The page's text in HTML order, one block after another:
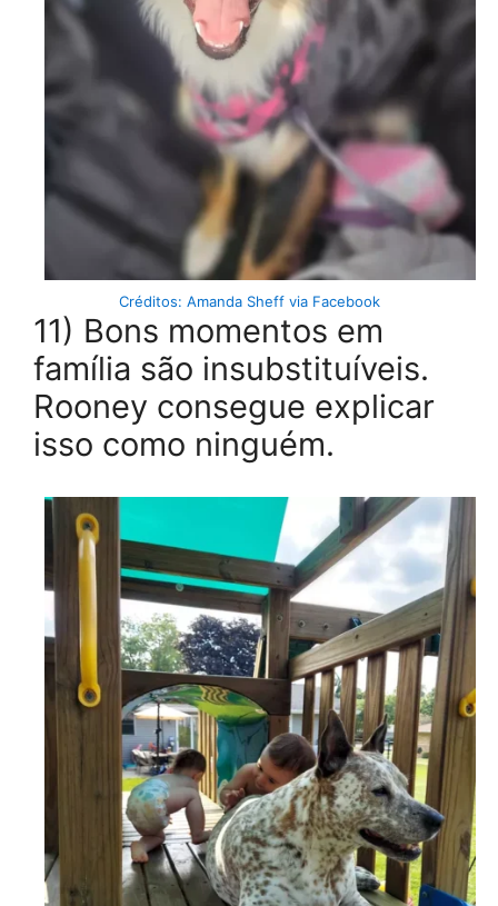
Créditos: Amanda Sheff via Facebook
11) Bons momentos em
família são insubstituíveis.
Rooney consegue explicar
isso como ninguém.